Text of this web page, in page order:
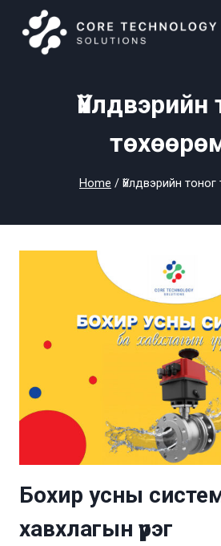
content
Үйлдвэрийн
Home / Үйлдвэрийн
Бохир усны
хавхлагын үүрэг